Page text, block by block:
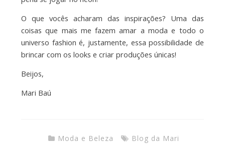
O que vocês acharam das inspirações? Uma das
coisas que mais me fazem amar a moda e todo o
universo fashion é, justamente, essa possibilidade de
brincar com os looks e criar produções únicas!
Beijos,
Mari Baú
Moda e Beleza
Blog da Mari